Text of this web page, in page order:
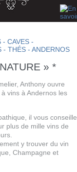
- CAVES -
- THÉS - ANDERNOS
» *
Anthony ouvre
vins à Andernos les
il vous conseille
plus de mille vins de
y trouver du vin
Champagne et